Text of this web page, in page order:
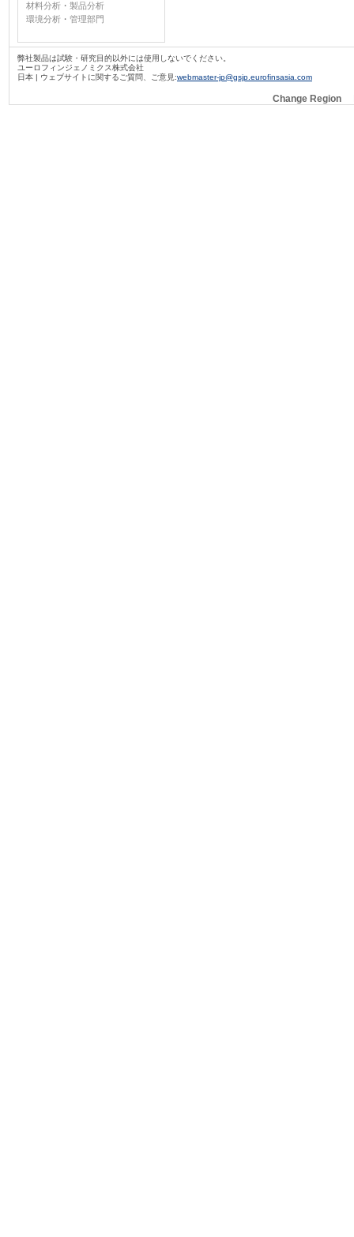
材料分析 ・ 製品分析
環境分析 ・ 管理部門
弊社製品は試験・研究目的以外には使用しないでください。
ユーロフィンジェノミクス株式会社
日本 | ウェブサイトに関するご質問、ご意見:webmaster-jp@gsjp.eurofinsasia.com
Change Region